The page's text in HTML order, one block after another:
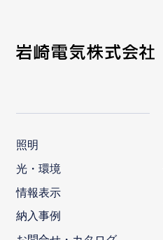
照明
光・環境
情報表示
納入事例